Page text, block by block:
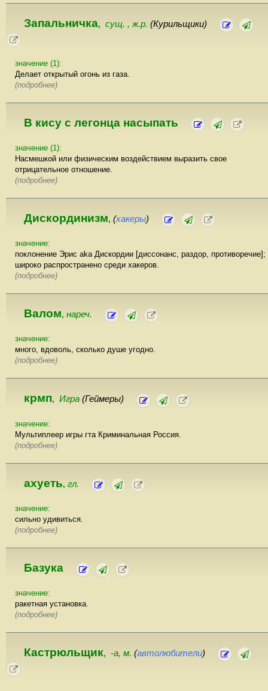
Запальничка, сущ. , ж.р. (Курильщики)
значение (1):
Делает открытый огонь из газа.
(подробнее)
В кису с легонца насыпать
значение (1):
Насмешкой или физическим воздействием выразить свое
отрицательное отношение.
(подробнее)
Дискординизм, (хакеры)
значение:
поклонение Эрис aka Дискордии [диссонанс, раздор, противоречие];
широко распространено среди хакеров.
(подробнее)
Валом, нареч.
значение:
много, вдоволь, сколько душе угодно.
(подробнее)
крмп, Игра (Геймеры)
значение:
Мультиплеер игры гта Криминальная Россия.
(подробнее)
ахуеть, гл.
значение:
сильно удивиться.
(подробнее)
Базука
значение:
ракетная установка.
(подробнее)
Кастрюльщик, -а, м. (автолюбители)